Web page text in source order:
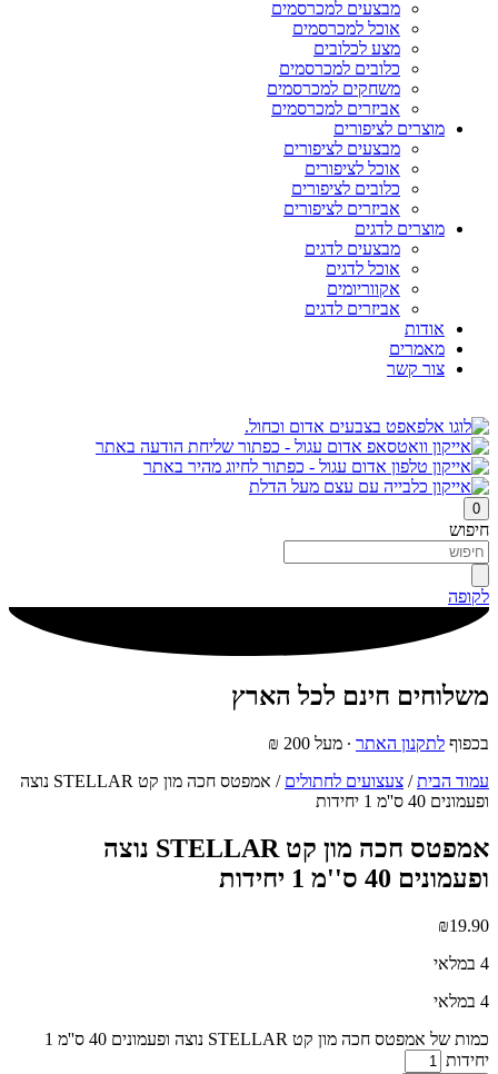
מבצעים למכרסמים
אוכל למכרסמים
מצע לכלובים
כלובים למכרסמים
משחקים למכרסמים
אביזרים למכרסמים
מוצרים לציפורים
מבצעים לציפורים
אוכל לציפורים
כלובים לציפורים
אביזרים לציפורים
מוצרים לדגים
מבצעים לדגים
אוכל לדגים
אקווריומים
אביזרים לדגים
אודות
מאמרים
צור קשר
0
חיפוש
לקופה
משלוחים חינם לכל הארץ
בכפוף לתקנון האתר ∙ מעל 200 ₪
עמוד הבית/ צעצועים לחתולים
/ אמפטס חכה מון קט STELLAR נוצה
ופעמונים 40 ס''מ 1 יחידות
אמפטס חכה מון קט STELLAR נוצה
ופעמונים 40 ס''מ 1 יחידות
₪19.90
4 במלאי
4 במלאי
כמות של אמפטס חכה מון קט STELLAR נוצה ופעמונים 40 ס''מ 1
יחידות